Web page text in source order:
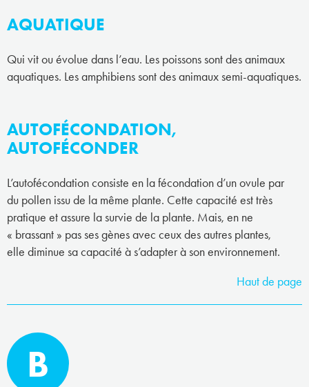
AQUATIQUE
Qui vit ou évolue dans l’eau. Les poissons sont des animaux
aquatiques. Les amphibiens sont des animaux semi-aquatiques.
AUTOFÉCONDATION,
AUTOFÉCONDER
L’autofécondation consiste en la fécondation d’un ovule par
du pollen issu de la même plante. Cette capacité est très
pratique et assure la survie de la plante. Mais, en ne
« brassant » pas ses gènes avec ceux des autres plantes,
elle diminue sa capacité à s’adapter à son environnement.
Haut de page
B